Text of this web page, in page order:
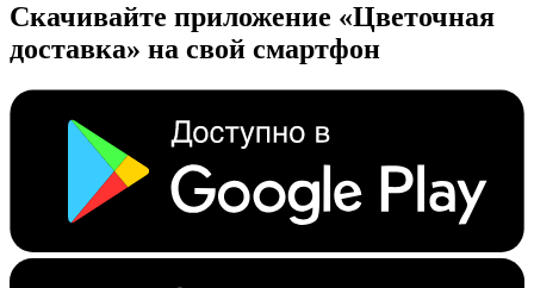
Скачивайте приложение «Цветочная
доставка» на свой смартфон